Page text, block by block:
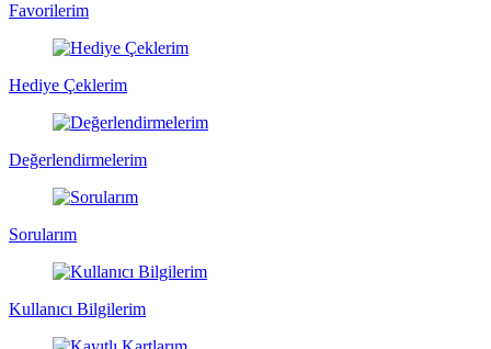
Favorilerim
Hediye Çeklerim
Değerlendirmelerim
Sorularım
Kullanıcı Bilgilerim